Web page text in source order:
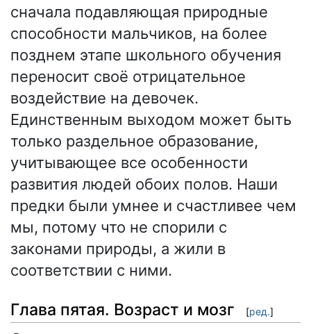
сначала подавляющая природные
способности мальчиков, на более
позднем этапе школьного обучения
переносит своё отрицательное
воздействие на девочек.
Единственным выходом может быть
только раздельное образование,
учитывающее все особенности
развития людей обоих полов. Наши
предки были умнее и счастливее чем
мы, потому что не спорили с
законами природы, а жили в
соответствии с ними.
Глава пятая. Возраст и мозг [ред.]